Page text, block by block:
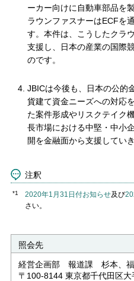
ーカー向けに自動車部品を
ラウンファスナーはECFを
す。本件は、こうしたクラ
支援し、日本の産業の国際
のです。
JBICは今後も、日本の公的
貨建て資金ニーズへの対応
た案件形成やリスクテイク
長市場における中堅・中小
開を金融面から支援していき
注釈
*1 2020年1月31日付お知らせ及び
さい。
照会先
経営企画部 報道課 杉本、
〒100-8144 東京都千代田区大